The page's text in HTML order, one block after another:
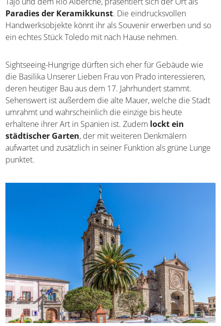
aber nicht ihre gleichnamige Stadt, sondern Talavera de la
Reina. Eingebettet in ein malerisches Flusstal, geprägt
vom Tajo und dem Rio Alberche, präsentiert sich der Ort
als Paradies der Keramikkunst. Die eindrucksvollen
so ein echtes Stück Toledo mit nach Hause nehmen.
Sightseeing-Hungrige dürften sich eher für Gebäude wie
die Basilika Unserer Lieben Frau von Prado interessieren,
deren heutiger Bau aus dem 17. Jahrhundert stammt.
Sehenswert ist außerdem die alte Mauer, welche die
Stadt umrahmt und wahrscheinlich die einzige bis heute
erhaltene ihrer Art in Spanien ist. Zudemlockt ein
städtischer Garten
Lunge punktet.